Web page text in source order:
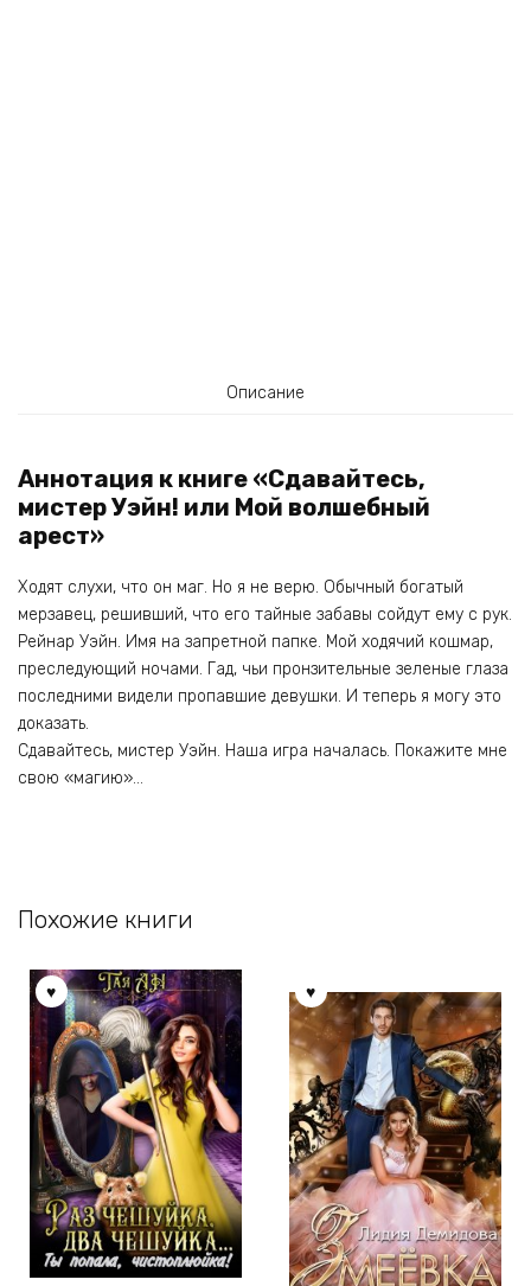
Описание
Аннотация к книге «Сдавайтесь,
мистер Уэйн! или Мой волшебный
арест»
Ходят слухи, что он маг. Но я не верю. Обычный богатый
мерзавец, решивший, что его тайные забавы сойдут ему с рук.
Рейнар Уэйн. Имя на запретной папке. Мой ходячий кошмар,
преследующий ночами. Гад, чьи пронзительные зеленые глаза
последними видели пропавшие девушки. И теперь я могу это
доказать.
Сдавайтесь, мистер Уэйн. Наша игра началась. Покажите мне
свою «магию»…
Похожие книги